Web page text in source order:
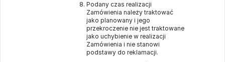
Podany czas realizacji
Zamówienia należy traktować
jako planowany i jego
przekroczenie nie jest traktowane
jako uchybienie w realizacji
Zamówienia i nie stanowi
podstawy do reklamacji.